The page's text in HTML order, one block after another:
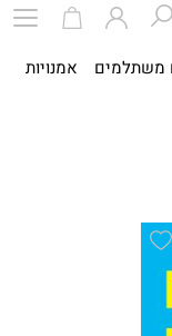
משתלמים אמנויות